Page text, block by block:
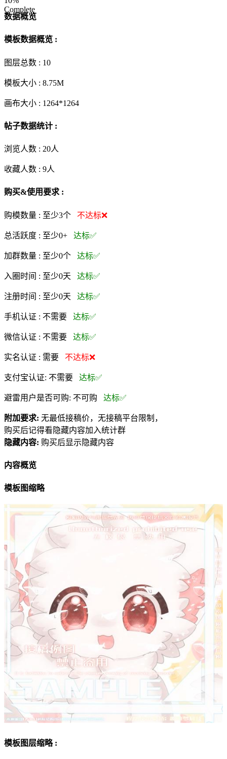
Complete
数据概览
模板数据概览 :
图层总数 : 10
模板大小 : 8.75M
画布大小 : 1264*1264
帖子数据统计 :
浏览人数 : 20人
收藏人数 : 9人
购买&使用要求 :
购模数量 : 至少3个 不达标❌
总活跃度 : 至少0+ 达标✅
加群数量 : 至少0个 达标✅
入圈时间 : 至少0天 达标✅
注册时间 : 至少0天 达标✅
手机认证 : 不需要 达标✅
微信认证 : 不需要 达标✅
实名认证 : 需要 不达标❌
支付宝认证: 不需要 达标✅
避雷用户是否可购: 不可购 达标✅
附加要求: 无最低接稿价，无接稿平台限制，
购买后记得看隐藏内容加入统计群
隐藏内容: 购买后显示隐藏内容
内容概览
模板图缩略
模板图层缩略 :